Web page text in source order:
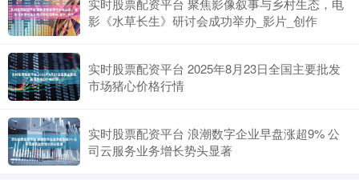
实时股票配资平台 聚焦影像叙事与乡村生态，电
影《水草长生》研讨会成功举办_影片_创作
实时股票配资平台 2025年8月23日全国主要批发
市场猪心价格行情
实时股票配资平台 浪潮数字企业早盘涨超9% 公
司云服务业务增长势头显著